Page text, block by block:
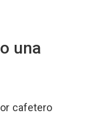
una
cafetero